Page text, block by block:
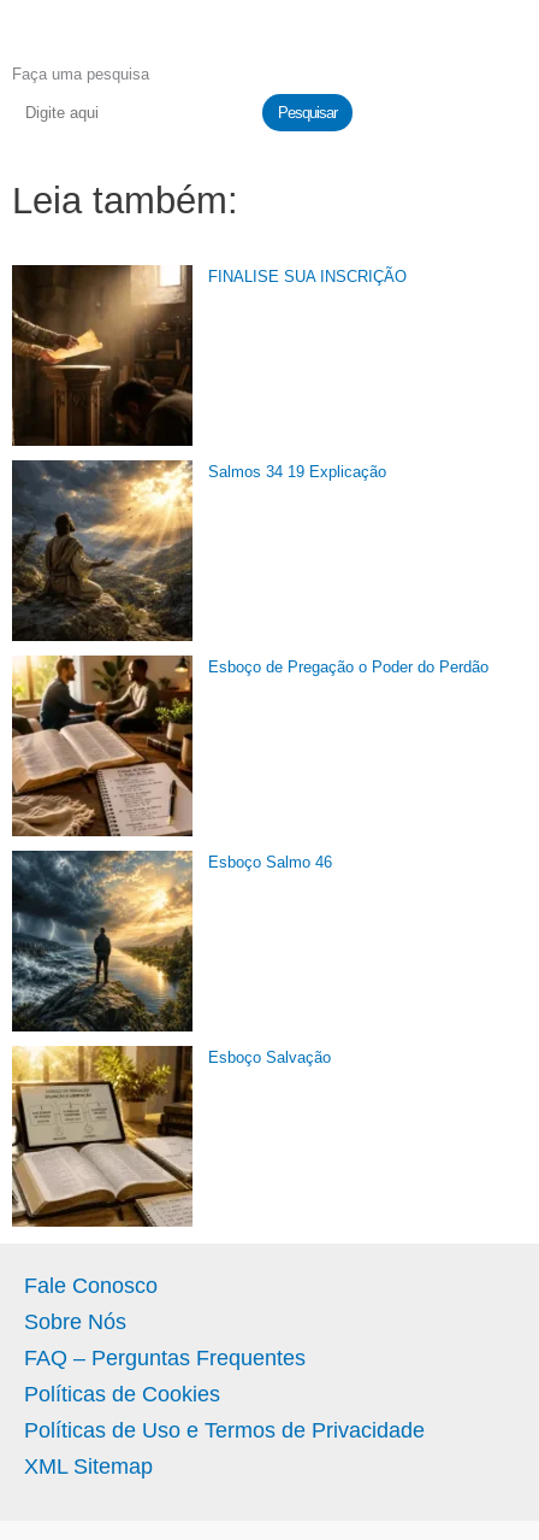
Faça uma pesquisa
Pesquisar
Leia também:
FINALISE SUA INSCRIÇÃO
Salmos 34 19 Explicação
Esboço de Pregação o Poder do Perdão
Esboço Salmo 46
Esboço Salvação
Fale Conosco
Sobre Nós
FAQ – Perguntas Frequentes
Políticas de Cookies
Políticas de Uso e Termos de Privacidade
XML Sitemap